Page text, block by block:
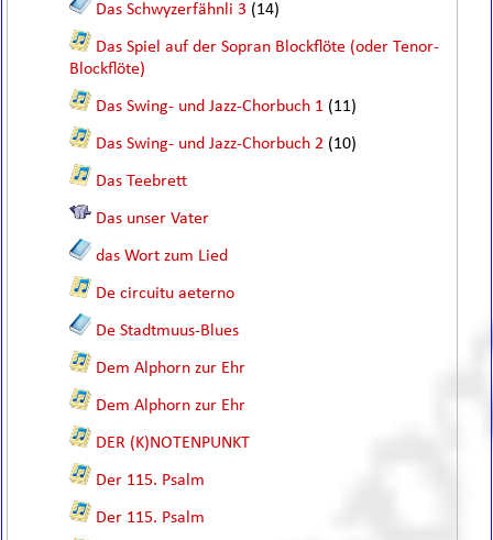
Das Schwyzerfähnli 3 (14)
Das Spiel auf der Sopran Blockflöte (oder Tenor-
Blockflöte)
Das Swing- und Jazz-Chorbuch 1 (11)
Das Swing- und Jazz-Chorbuch 2 (10)
Das Teebrett
Das unser Vater
das Wort zum Lied
De circuitu aeterno
De Stadtmuus-Blues
Dem Alphorn zur Ehr
Dem Alphorn zur Ehr
DER (K)NOTENPUNKT
Der 115. Psalm
Der 115. Psalm